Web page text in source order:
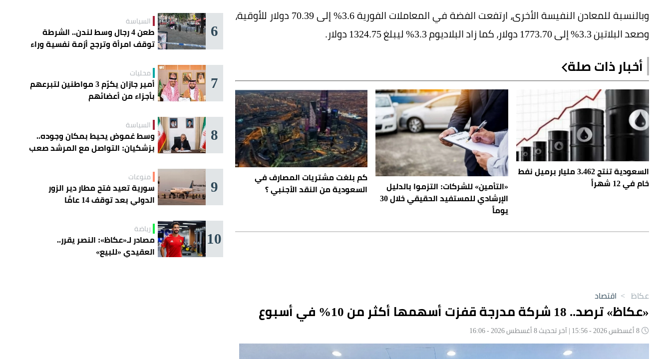
وبالنسبة للمعادن النفيسة الأخرى، ارتفعت الفضة في المعاملات الفورية 3.6% إلى 70.39 دولار للأوقية،
وصعد البلاتين 3.3% إلى 1773.70 دولار، كما زاد البلاديوم 3.3% ليبلغ 1324.75 دولار.
أخبار ذات صلة
السعودية تنتج 3.462 مليار برميل نفط
خام في 12 شهراً
«التأمين» للشركات: التزموا بالدليل
الإرشادي للمستفيد الحقيقي خلال 30
يوماً
كم بلغت مشتريات المصارف في
السعودية من النقد الأجنبي ؟
6 السياسة
طعن 4 رجال وسط لندن.. الشرطة
توقف امرأة وترجح أزمة نفسية وراء
7 محليات
أمير جازان يكرّم 3 مواطنين لتبرعهم
بأجزاء من أعضائهم
8 السياسة
وسط غموض يحيط بمكان وجوده..
بزشكيان: التواصل مع المرشد صعب
9 منوعات
سورية تعيد فتح مطار دير الزور
الدولي بعد توقف 14 عامًا
10 رياضة
مصادر لـ«عكاظ»: النصر يقرر..
العقيدي «للبيع»
عكاظ > اقتصاد
«عكاظ» ترصد.. 18 شركة مدرجة قفزت أسهمها أكثر من 10% في أسبوع